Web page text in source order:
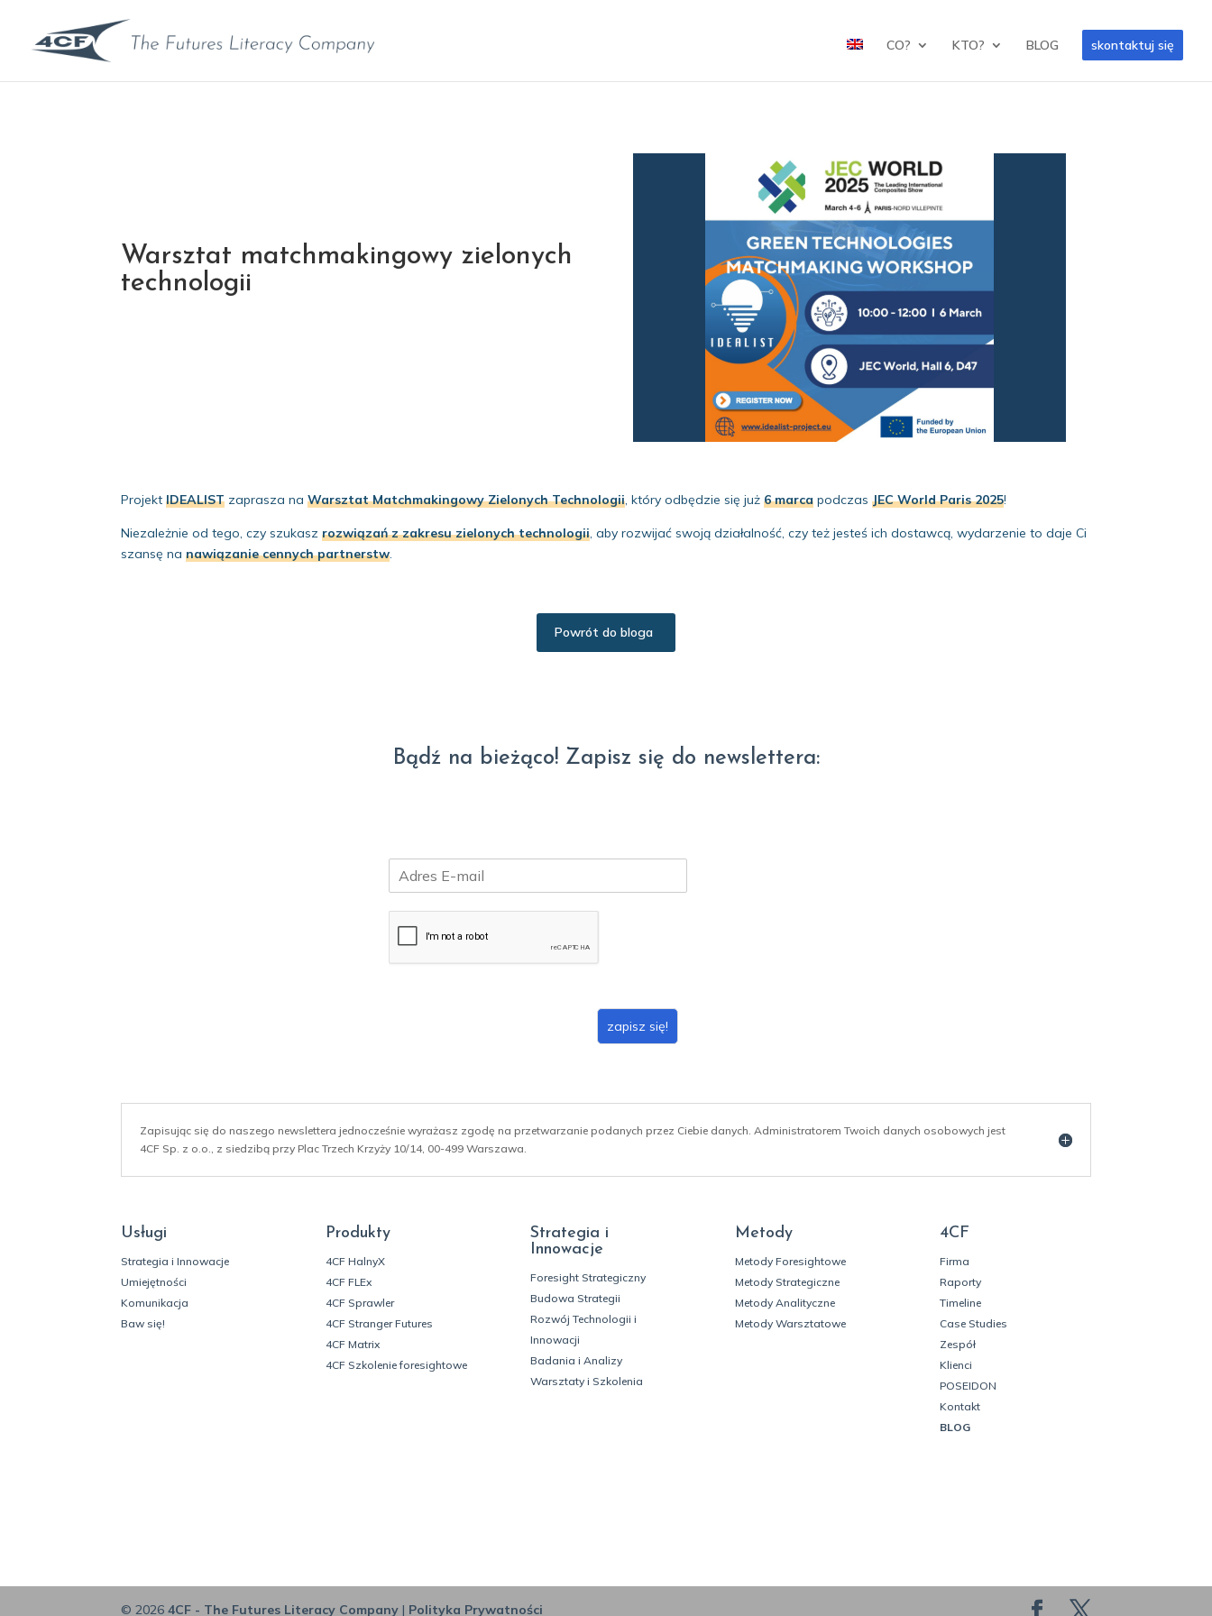
CO? KTO? BLOG skontaktuj się
Warsztat matchmakingowy zielonych
technologii
ProjektIDEALIST zaprasza naWarsztat Matchmakingowy Zielonych Technologii, który odbędzie się już6 marca podczasJEC World Paris 2025!
Niezależnie od tego, czy szukaszrozwiązań z zakresu zielonych technologii, aby rozwijać swoją działalność, czy też jesteś ich dostawcą, wydarzenie to daje Ci
szansę nanawiązanie cennych partnerstw.
Powrót do bloga
Bądź na bieżąco! Zapisz się do newslettera:
m
zapisz się!
Zapisując się do naszego newslettera jednocześnie wyrażasz zgodę na przetwarzanie podanych przez Ciebie danych. Administratorem Twoich danych osobowych jest
4CF Sp. z o.o., z siedzibą przy Plac Trzech Krzyży 10/14, 00-499 Warszawa.
Usługi
Strategia i Innowacje
Umiejętności
Komunikacja
Baw się!
Produkty
4CF HalnyX
4CF FLEx
4CF Sprawler
4CF Stranger Futures
4CF Matrix
4CF Szkolenie foresightowe
Strategia i
Innowacje
Foresight Strategiczny
Budowa Strategii
Rozwój Technologii i
Innowacji
Badania i Analizy
Warsztaty i Szkolenia
Metody
Metody Foresightowe
Metody Strategiczne
Metody Analityczne
Metody Warsztatowe
4CF
Firma
Raporty
Timeline
Case Studies
Zespół
Klienci
POSEIDON
Kontakt
BLOG
© 2026 4CF - The Futures Literacy Company| Polityka Prywatności